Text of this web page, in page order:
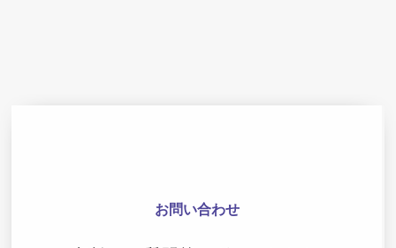
お問い合わせ